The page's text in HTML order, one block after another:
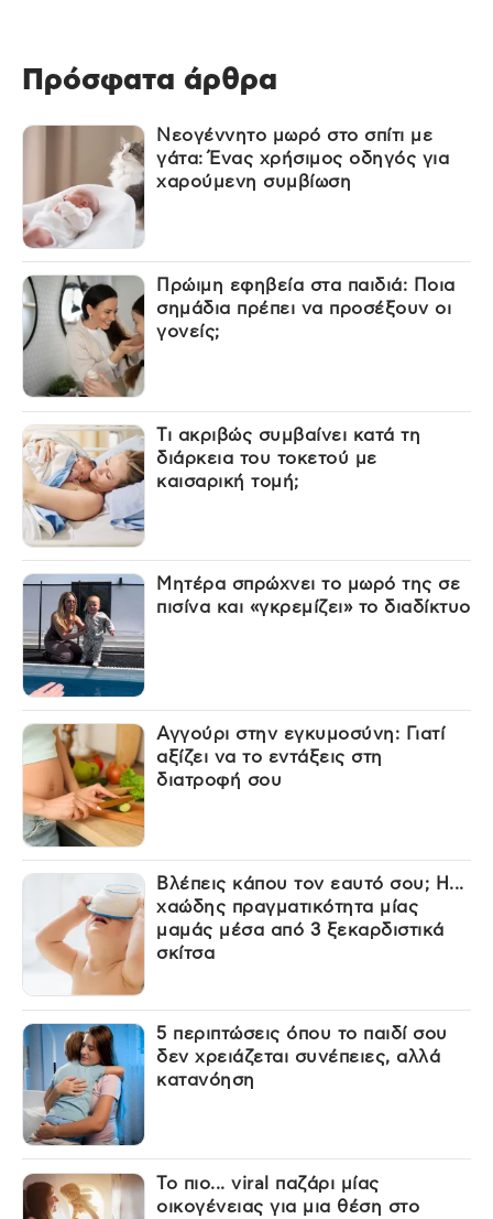
Πρόσφατα άρθρα
Νεογέννητο μωρό στο σπίτι με
γάτα: Ένας χρήσιμος οδηγός για
χαρούμενη συμβίωση
Πρώιμη εφηβεία στα παιδιά: Ποια
σημάδια πρέπει να προσέξουν οι
γονείς;
Τι ακριβώς συμβαίνει κατά τη
διάρκεια του τοκετού με
καισαρική τομή;
Μητέρα σπρώχνει το μωρό της σε
πισίνα και «γκρεμίζει» το διαδίκτυο
Αγγούρι στην εγκυμοσύνη: Γιατί
αξίζει να το εντάξεις στη
διατροφή σου
Βλέπεις κάπου τον εαυτό σου; Η...
χαώδης πραγματικότητα μίας
μαμάς μέσα από 3 ξεκαρδιστικά
σκίτσα
5 περιπτώσεις όπου το παιδί σου
δεν χρειάζεται συνέπειες, αλλά
κατανόηση
Το πιο... viral παζάρι μίας
οικογένειας για μια θέση στο